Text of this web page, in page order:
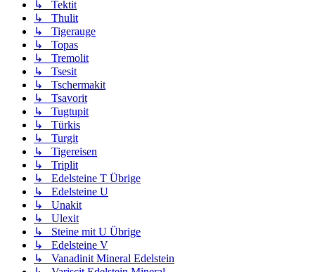
↳ Tektit
↳ Thulit
↳ Tigerauge
↳ Topas
↳ Tremolit
↳ Tsesit
↳ Tschermakit
↳ Tsavorit
↳ Tugtupit
↳ Türkis
↳ Turgit
↳ Tigereisen
↳ Triplit
↳ Edelsteine T Übrige
↳ Edelsteine U
↳ Unakit
↳ Ulexit
↳ Steine mit U Übrige
↳ Edelsteine V
↳ Vanadinit Mineral Edelstein